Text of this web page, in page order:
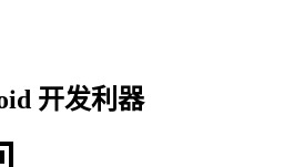
开发利器